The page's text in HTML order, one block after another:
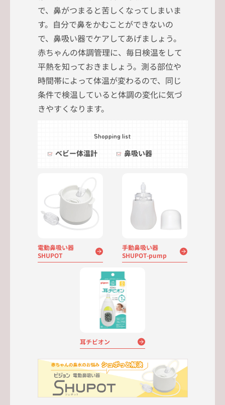
で、鼻がつまると苦しくなってしまいま
す。自分で鼻をかむことができないの
で、鼻吸い器でケアしてあげましょう。
赤ちゃんの体調管理に、毎日検温をして
平熱を知っておきましょう。測る部位や
時間帯によって体温が変わるので、同じ
条件で検温していると体調の変化に気づ
きやすくなります。
Shopping list
ベビー体温計 鼻吸い器
電動鼻吸い器
SHUPOT
手動鼻吸い器
SHUPOT-pump
耳チビオン